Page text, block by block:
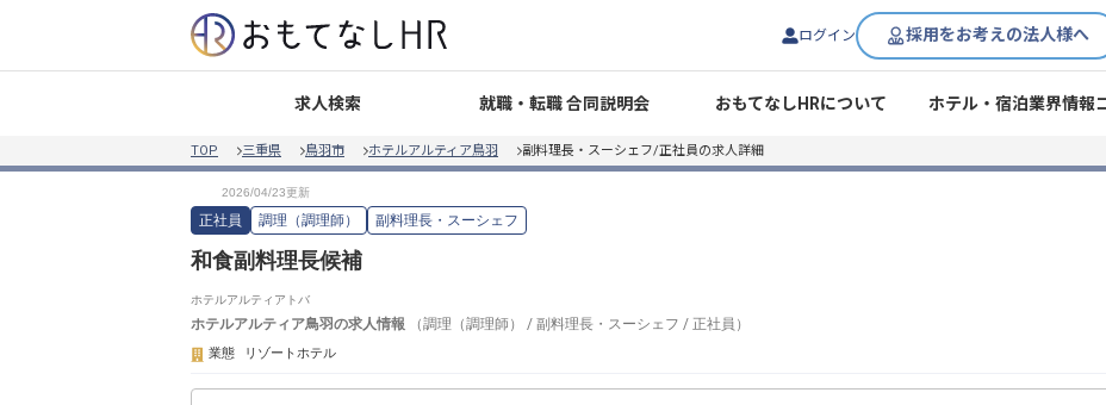
ログイン 採用をお考えの法人様へ
求人検索 就職・転職 合同説明会 おもてなしHRについて ホテル・宿泊業界情報
TOP 三重県 鳥羽市 ホテルアルティア鳥羽 副料理長・スーシェフ/正社員の求人詳細
正社員 調理（調理師） 副料理長・スーシェフ
和食副料理長候補
ホテルアルティアトバ
ホテルアルティア鳥羽の求人情報 （調理（調理師） / 副料理長・スーシェフ / 正社員 ）
業態 リゾートホテル